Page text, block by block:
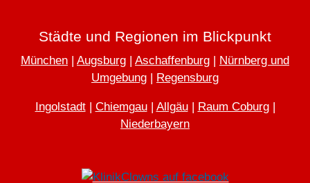
Städte und Regionen im Blickpunkt
München | Augsburg | Aschaffenburg | Nürnberg und
Umgebung | Regensburg
Ingolstadt| Chiemgau| Allgäu| Raum Coburg|
Niederbayern